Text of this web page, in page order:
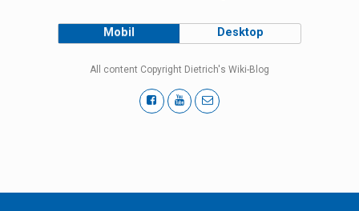
Mobil Desktop
All content Copyright Dietrich's Wiki-Blog